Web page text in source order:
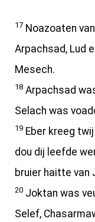
17 Noazoaten
Arpachsad, Lud
Mesech.
18 Arpachsad
Selach was
19 Eber kreeg
dou dij leefde
bruier haitte van
20 Joktan was
Selef,